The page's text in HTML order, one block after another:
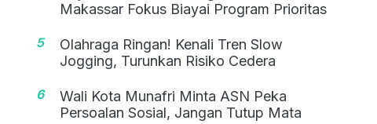
Makassar Fokus Biayai Program Prioritas
5
Olahraga Ringan! Kenali Tren Slow
Jogging, Turunkan Risiko Cedera
6
Wali Kota Munafri Minta ASN Peka
Persoalan Sosial, Jangan Tutup Mata